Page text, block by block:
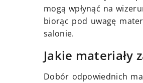
mogą wpłynąć na
biorąc pod uwagę
salonie.
Jakie materiały
Dobór odpowiednich